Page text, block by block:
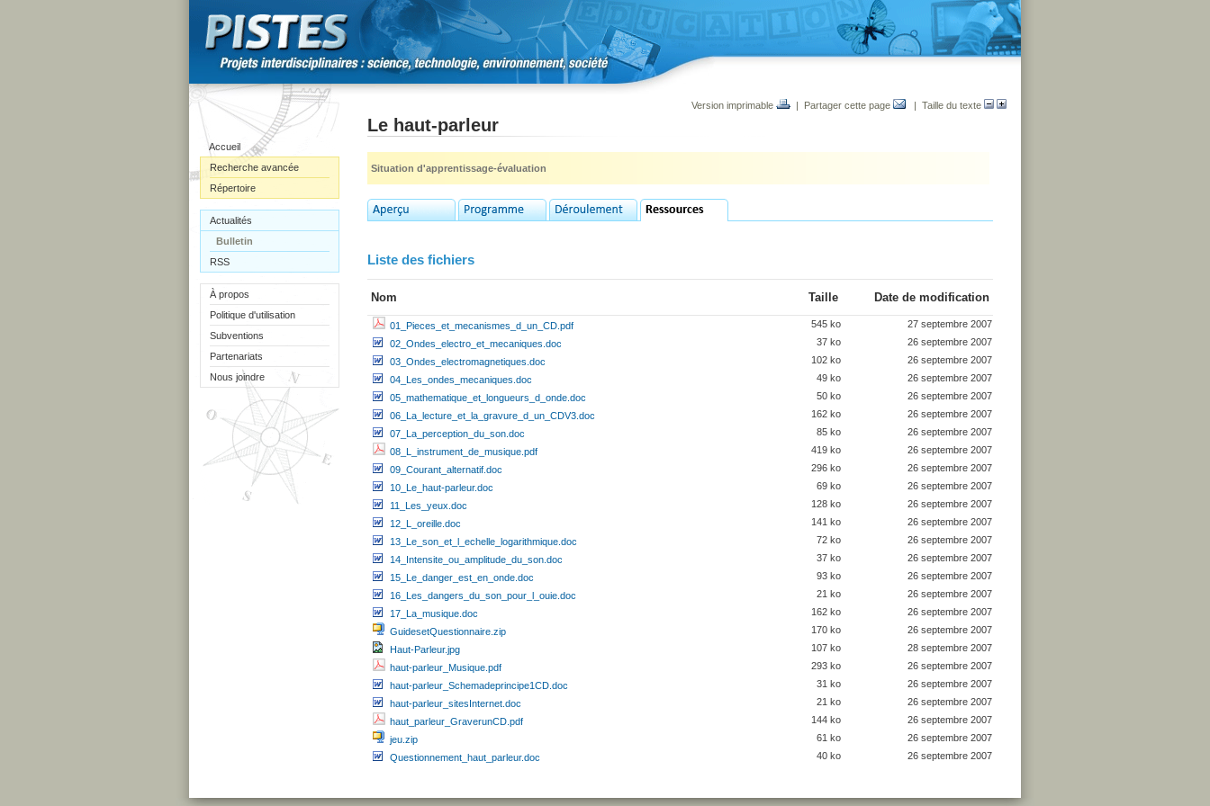
Accueil
Recherche avancée
Répertoire
Actualités
Bulletin
RSS
À propos
Politique d'utilisation
Subventions
Partenariats
Nous joindre
Version imprimable | Partager cette page | Taille du texte
Le haut-parleur
Situation d'apprentissage-évaluation
Liste des fichiers
Nom Taille Date de modification
01_Pieces_et_mecanismes_d_un_CD.pdf 545 ko
27 septembre 2007
02_Ondes_electro_et_mecaniques.doc
37 ko
26 septembre 2007
03_Ondes_electromagnetiques.doc
102 ko
26 septembre 2007
04_Les_ondes_mecaniques.doc
49 ko
26 septembre 2007
05_mathematique_et_longueurs_d_onde.doc
50 ko
26 septembre 2007
06_La_lecture_et_la_gravure_d_un_CDV3.doc
162 ko
26 septembre 2007
07_La_perception_du_son.doc
85 ko
26 septembre 2007
08_L_instrument_de_musique.pdf
419 ko
26 septembre 2007
09_Courant_alternatif.doc
296 ko
26 septembre 2007
10_Le_haut-parleur.doc
69 ko
26 septembre 2007
11_Les_yeux.doc
128 ko
26 septembre 2007
12_L_oreille.doc
141 ko
26 septembre 2007
13_Le_son_et_l_echelle_logarithmique.doc
72 ko
26 septembre 2007
14_Intensite_ou_amplitude_du_son.doc
37 ko
26 septembre 2007
15_Le_danger_est_en_onde.doc
93 ko
26 septembre 2007
16_Les_dangers_du_son_pour_l_ouie.doc
21 ko
26 septembre 2007
17_La_musique.doc
162 ko
26 septembre 2007
GuidesetQuestionnaire.zip
170 ko
26 septembre 2007
Haut-Parleur.jpg
107 ko
28 septembre 2007
haut-parleur_Musique.pdf
293 ko
26 septembre 2007
haut-parleur_Schemadeprincipe1CD.doc
31 ko
26 septembre 2007
haut-parleur_sitesInternet.doc
21 ko
26 septembre 2007
haut_parleur_GraverunCD.pdf
144 ko
26 septembre 2007
jeu.zip
61 ko
26 septembre 2007
Questionnement_haut_parleur.doc
40 ko 26 septembre 2007